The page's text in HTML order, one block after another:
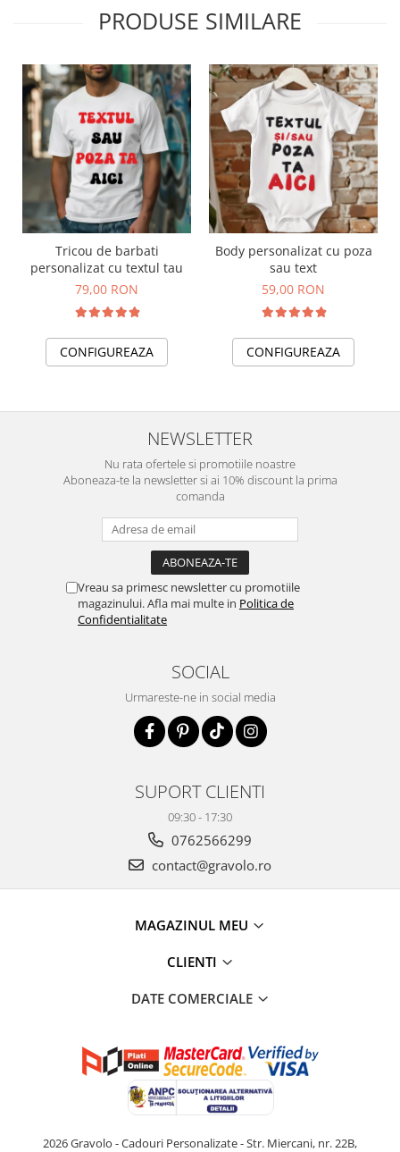
PRODUSE SIMILARE
Tricou de barbati
personalizat cu textul tau
79,00 RON
CONFIGUREAZA
Body personalizat cu poza
sau text
59,00 RON
CONFIGUREAZA
NEWSLETTER
Nu rata ofertele si promotiile noastre
Aboneaza-te la newsletter si ai 10% discount la prima
comanda
Vreau sa primesc newsletter cu promotiile
magazinului. Afla mai multe in Politica de
Confidentialitate
SOCIAL
Urmareste-ne in social media
SUPORT CLIENTI
09:30 - 17:30
0762566299
contact@gravolo.ro
MAGAZINUL MEU
CLIENTI
DATE COMERCIALE
2026 Gravolo - Cadouri Personalizate - Str. Miercani, nr. 22B,